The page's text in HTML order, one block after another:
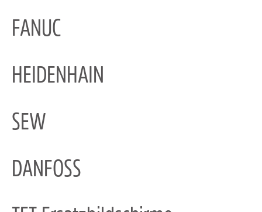
FANUC
HEIDENHAIN
SEW
DANFOSS